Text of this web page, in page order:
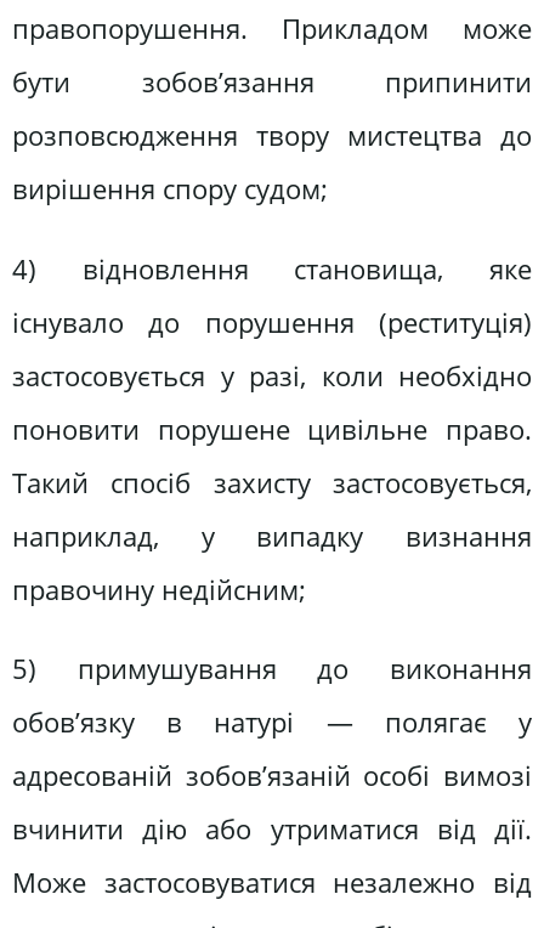
правопорушення. Прикладом може
бути зобов’язання припинити
розповсюдження твору мистецтва до
вирішення спору судом;
4) відновлення становища, яке
існувало до порушення (реституція)
застосовується у разі, коли необхідно
поновити порушене цивільне право.
Такий спосіб захисту застосовується,
наприклад, у випадку визнання
правочину недійсним;
5) примушування до виконання
обов’язку в натурі — полягає у
адресованій зобов’язаній особі вимозі
вчинити дію або утриматися від дії.
Може застосовуватися незалежно від